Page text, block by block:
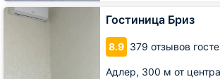
Гостиница Бриз
8.9 379 отзывов
Адлер, 300 м от центра
Гостиница